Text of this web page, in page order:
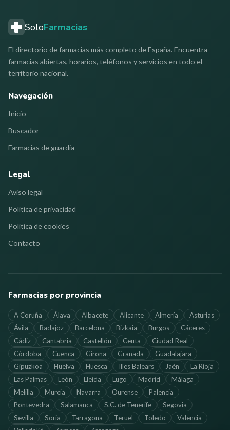
SoloFarmacias
El directorio de farmacias más completo de España. Encuentra
farmacias abiertas, horarios, teléfonos y servicios en todo el
territorio nacional.
Navegación
Inicio
Buscador
Farmacias de guardia
Legal
Aviso legal
Política de privacidad
Política de cookies
Contacto
Farmacias por provincia
A Coruña Álava Albacete Alicante Almería
Asturias
Ávila
Badajoz Barcelona Bizkaia Burgos
Cáceres
Cádiz
Cantabria Castellón Ceuta
Ciudad Real
Córdoba
Cuenca Girona Granada
Guadalajara
Gipuzkoa
Huelva Huesca Illes Balears Jaén
La Rioja
Las Palmas
León Lleida Lugo Madrid
Málaga
Melilla
Murcia Navarra Ourense
Palencia
Pontevedra
Salamanca S.C. de Tenerife
Segovia
Sevilla
Soria Tarragona Teruel Toledo
Valencia